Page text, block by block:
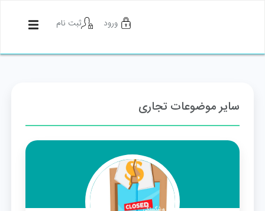
ورود ثبت نام
سایر موضوعات تجاری